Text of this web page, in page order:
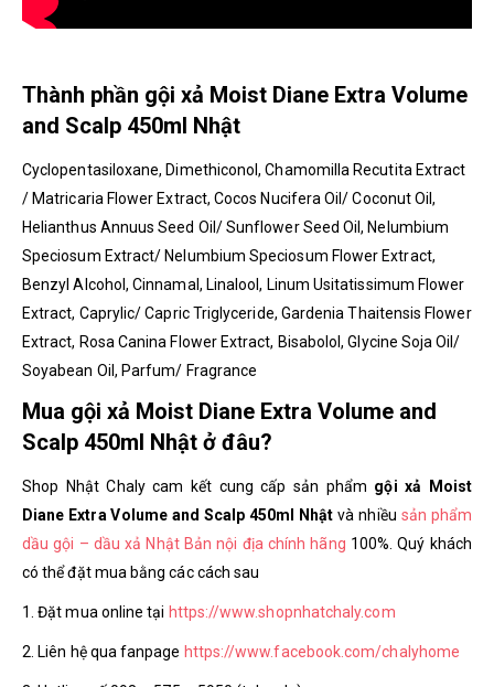
Thành phần gội xả Moist Diane Extra Volume
and Scalp 450ml Nhật
Cyclopentasiloxane, Dimethiconol, Chamomilla Recutita Extract
/ Matricaria Flower Extract, Cocos Nucifera Oil/ Coconut Oil,
Helianthus Annuus Seed Oil/ Sunflower Seed Oil, Nelumbium
Speciosum Extract/ Nelumbium Speciosum Flower Extract,
Benzyl Alcohol, Cinnamal, Linalool, Linum Usitatissimum Flower
Extract, Caprylic/ Capric Triglyceride, Gardenia Thaitensis Flower
Extract, Rosa Canina Flower Extract, Bisabolol, Glycine Soja Oil/
Soyabean Oil, Parfum/ Fragrance
Mua gội xả Moist Diane Extra Volume and
Scalp 450ml Nhật ở đâu?
Shop Nhật Chaly cam kết cung cấp sản phẩm gội xả Moist
Diane Extra Volume and Scalp 450ml Nhật và nhiều sản phẩm
dầu gội – dầu xả Nhật Bản nội địa chính hãng 100%. Quý khách
có thể đặt mua bằng các cách sau
1. Đặt mua online tại https://www.shopnhatchaly.com
2. Liên hệ qua fanpage https://www.facebook.com/chalyhome